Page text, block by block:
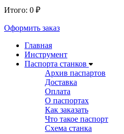
Итого: 0 ₽
Оформить заказ
Главная
Инструмент
Паспорта станков
Архив паспартов
Доставка
Оплата
О паспортах
Как заказать
Что такое паспорт
Схема станка